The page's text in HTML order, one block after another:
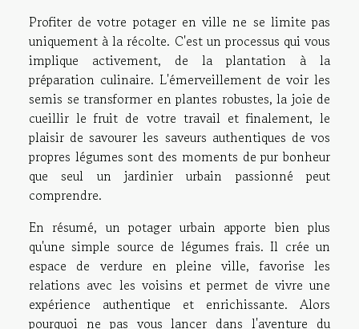
Profiter de votre potager en ville ne se limite pas
uniquement à la récolte. C'est un processus qui vous
implique activement, de la plantation à la
préparation culinaire. L'émerveillement de voir les
semis se transformer en plantes robustes, la joie de
cueillir le fruit de votre travail et finalement, le
plaisir de savourer les saveurs authentiques de vos
propres légumes sont des moments de pur bonheur
que seul un jardinier urbain passionné peut
comprendre.
En résumé, un potager urbain apporte bien plus
qu'une simple source de légumes frais. Il crée un
espace de verdure en pleine ville, favorise les
relations avec les voisins et permet de vivre une
expérience authentique et enrichissante. Alors
pourquoi ne pas vous lancer dans l'aventure du